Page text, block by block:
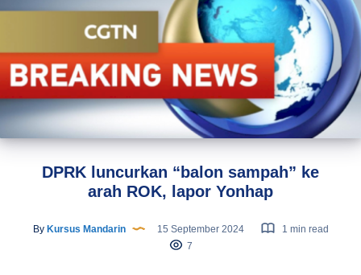
DPRK luncurkan “balon sampah” ke
arah ROK, lapor Yonhap
ByKursus Mandarin 15 September 2024
1 min read
7